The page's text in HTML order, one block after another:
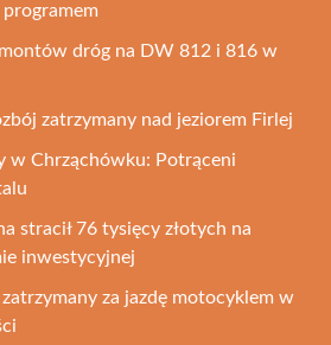
dróg na DW 812 i 816 w
zatrzymany nad jeziorem Firlej
w Chrząchówku: Potrąceni
stracił 76 tysięcy złotych na
inwestycyjnej
za jazdę motocyklem w